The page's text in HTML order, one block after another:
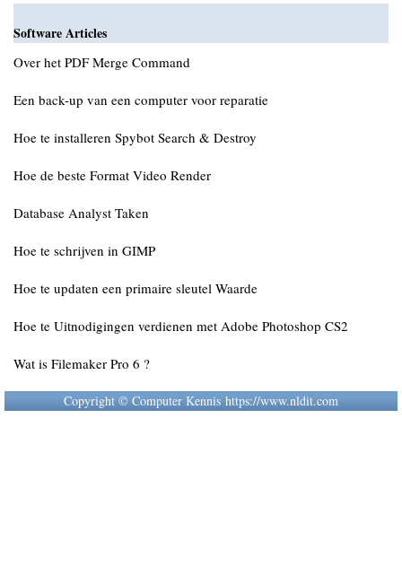
Software Articles
Over het PDF Merge Command
Een back-up van een computer voor reparatie
Hoe te installeren Spybot Search & Destroy
Hoe de beste Format Video Render
Database Analyst Taken
Hoe te schrijven in GIMP
Hoe te updaten een primaire sleutel Waarde
Hoe te Uitnodigingen verdienen met Adobe Photoshop CS2
Wat is Filemaker Pro 6 ?
Copyright © Computer Kennis https://www.nldit.com